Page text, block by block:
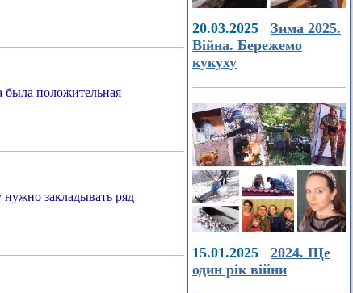
была положительная
закладывать ряд
20.03.2025 Зима 2025.
Війна. Бережемо
кукуху
15.01.2025 2024. Ще
один рік війни